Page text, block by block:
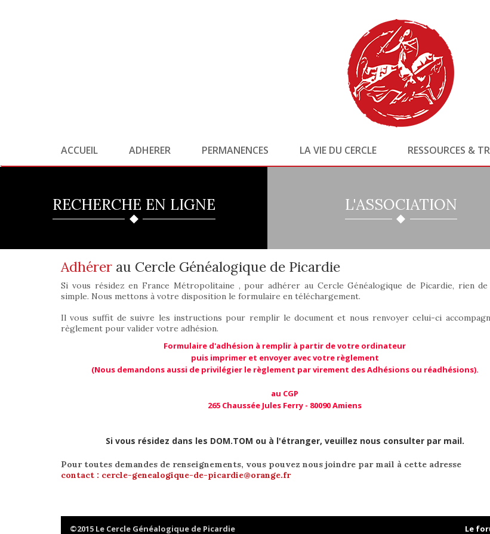
ACCUEIL ADHERER PERMANENCES LA VIE DU CERCLE RESSOURCES &
RECHERCHE EN LIGNE L'ASSOCIATION
Adhérer au Cercle Généalogique de Picardie
Si vous résidez en France Métropolitaine , pour adhérer au Cercle Généalogique de Picardie, rien de
simple. Nous mettons à votre disposition le formulaire en téléchargement.
Il vous suffit de suivre les instructions pour remplir le document et nous renvoyer celui-ci
règlement pour valider votre adhésion.
Formulaire d'adhésion à remplir à partir de votre ordinateur
puis imprimer et envoyer avec votre règlement
(Nous demandons aussi de privilégier le règlement par virement des Adhésions ou réadhésions).
au CGP
265 Chaussée Jules Ferry - 80090 Amiens
Si vous résidez dans les DOM.TOM ou à l'étranger, veuillez nous consulter par mail.
Pour toutes demandes de renseignements, vous pouvez nous joindre par mail à cette adresse
contact : cercle-genealogique-de-picardie@orange.fr
©2015 Le Cercle Généalogique de Picardie Le